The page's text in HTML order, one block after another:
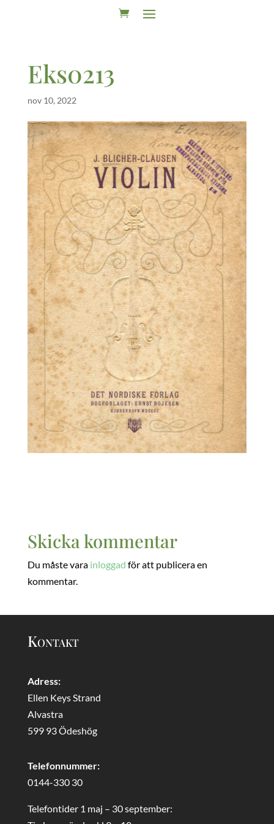
Eks0213
nov 10, 2022
Skicka kommentar
Du måste vara inloggad för att publicera en
kommentar.
Kontakt
Adress:
Ellen Keys Strand
Alvastra
599 93 Ödeshög
Telefonnummer:
0144-330 30
Telefontider 1 maj – 30 september: